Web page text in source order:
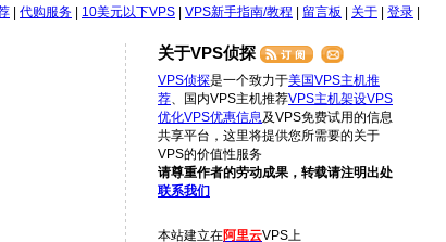
代购服务 10美元以下VPS VPS新手指南/教程 留言板 关于 登录
关于VPS侦探
VPS侦探是一个致力于美国VPS主机推
荐 、国内VPS主机推荐VPS主机架设VPS
优化VPS优惠信息 及VPS免费试用的信息
共享平台，这里将提供您所需要的关于
VPS的价值性服务
请尊重作者的劳动成果，转载请注明出处
联系我们
本站建立在阿里云VPS上